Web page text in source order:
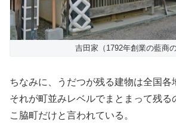
吉田家（1792年創業の藍商の
ちなみに、うだつが残る建物は全国各
それが町並みレベルでまとまって残る
こ脇町だけと言われている。